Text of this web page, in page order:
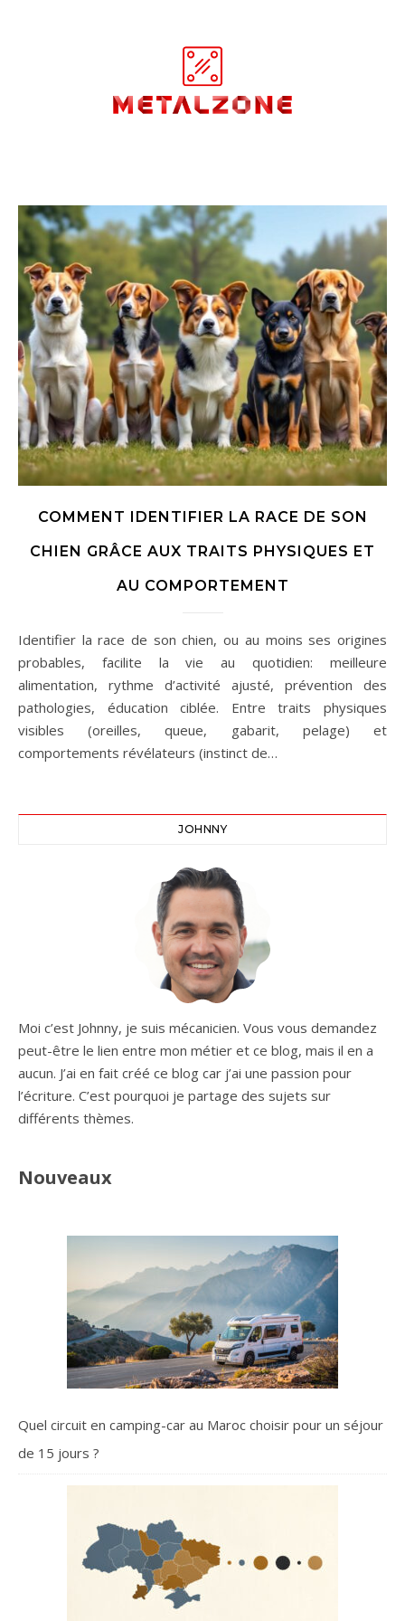
COMMENT IDENTIFIER LA RACE DE SON
CHIEN GRÂCE AUX TRAITS PHYSIQUES ET
AU COMPORTEMENT
Identifier la race de son chien, ou au moins ses origines
probables, facilite la vie au quotidien: meilleure
alimentation, rythme d’activité ajusté, prévention des
pathologies, éducation ciblée. Entre traits physiques
visibles (oreilles, queue, gabarit, pelage) et
comportements révélateurs (instinct de…
JOHNNY
Moi c’est Johnny, je suis mécanicien. Vous vous demandez
peut-être le lien entre mon métier et ce blog, mais il en a
aucun. J’ai en fait créé ce blog car j’ai une passion pour
l’écriture. C’est pourquoi je partage des sujets sur
différents thèmes.
Nouveaux
Quel circuit en camping-car au Maroc choisir pour un séjour
de 15 jours ?